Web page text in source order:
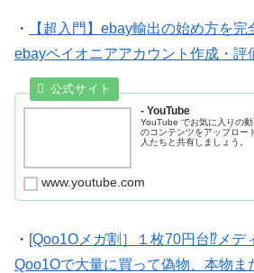
・
【超入門】ebay輸出の始め方を完
ebayペイオニアアカウント作成・評
- YouTube
YouTube でお気に入りの
のコンテンツをアップロー
人たちと共有しましょう。
www.youtube.com
・ [Qoo1Oメガ割］１枚70円台⁉︎メデ
Qoo1Oで大量に買って偽物、本物ま